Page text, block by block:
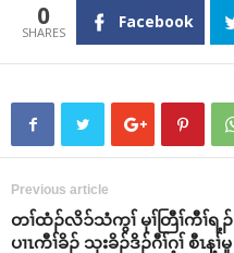
0 Facebook
Previous article
တၢ်ထံၣ်လိၥ်သံကွၢ် မုၢ်တြီၢ်ကီၢ်ရ့ၣ်
ပၢၤကီၢ်ခိၣ် သုးခိၣ်ဒိၣ်ဂီၢ်ဂ့ၢ် စီၤန့ၢ်မူ